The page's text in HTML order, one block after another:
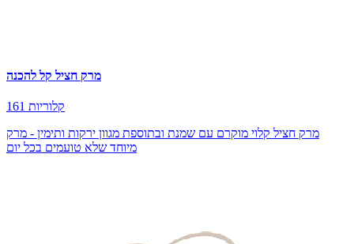
מרק חציל קל להכנה
161 קלוריות
מרק חציל קלוי מוקרם עם שמנת ובתוספת מגוון ירקות ותימין - מרק
מיוחד שלא טועמים בכל יום